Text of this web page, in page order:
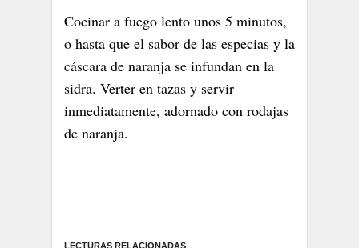
Cocinar a fuego lento unos 5 minutos,
o hasta que el sabor de las especias y la
cáscara de naranja se infundan en la
sidra. Verter en tazas y servir
inmediatamente, adornado con rodajas
de naranja.
LECTURAS RELACIONADAS